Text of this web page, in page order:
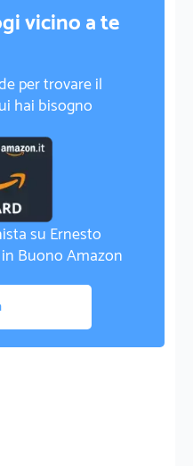
vicino a te
per trovare il
hai bisogno
su Ernesto
in Buono Amazon